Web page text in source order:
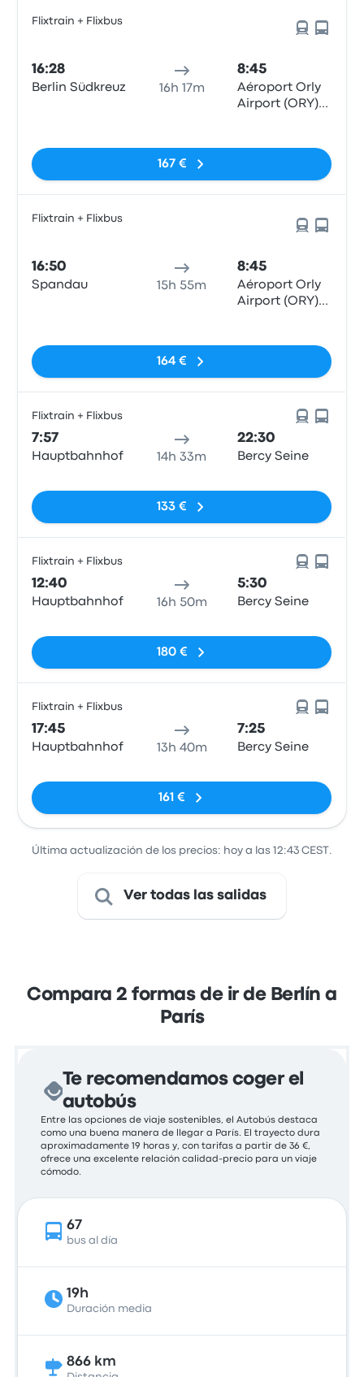
Flixtrain + Flixbus
16:28
Berlin Südkreuz 16h 17m
8:45
Aéroport Orly
Airport (ORY)
167 €
Flixtrain + Flixbus
16:50
Spandau 15h 55m
8:45
Aéroport Orly
Airport (ORY)
164 €
Flixtrain + Flixbus
7:57
Hauptbahnhof 14h 33m
22:30
Bercy Seine
133 €
Flixtrain + Flixbus
12:40
Hauptbahnhof 16h 50m
5:30
Bercy Seine
180 €
Flixtrain + Flixbus
17:45
Hauptbahnhof 13h 40m
7:25
Bercy Seine
161 €
Última actualización de los precios: hoy a las 12:43 CEST.
Ver todas las salidas
Compara 2 formas de ir de Berlín a
París
Te recomendamos coger el
autobús
Entre las opciones de viaje sostenibles, el Autobús destaca
como una buena manera de llegar a París. El trayecto dura
aproximadamente 19 horas y, con tarifas a partir de 36 €,
ofrece una excelente relación calidad-precio para un viaje
cómodo.
67
bus al día
19h
Duración media
866 km